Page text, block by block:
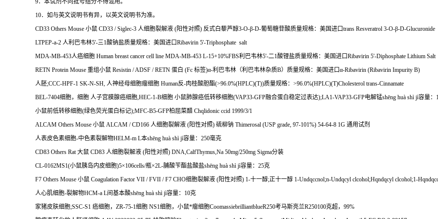
10．如与英文说明书有异，以英文说明书为准。
CD33 Others Mouse 小鼠 CD33 / Siglec-3 人细胞裂解液 (阳性对照) 反式白藜芦醇3-O-β-D-葡萄糖苷酸质量规格：美国进口trans Resveratrol 3-O-β-D-Glucuronide
LTPEP-a-2 人利巴韦林5'-三1酸钠盐质量规格：美国进口Ribavirin 5'-Triphosphate salt
MDA-MB-453人癌细胞 Human breast cancer cell line MDA-MB-453 L-15+10%FBS利巴韦林5'-二1酸锂盐质量规格：美国进口Ribavirin 5'-Diphosphate Lithium Salt
RETN Protein Mouse 重组小鼠 Resistin / ADSF / RETN 蛋白 (Fc 标签)α-利巴韦林（利巴韦林杂质B）质量规格：美国进口α-Ribavirin (Ribavirin Impurity B)
人胚;CCC-HPF-1 SK-N-SH, 人神经母细胞瘤细胞 Human反-肉桂酸胆酯(>96.0%(HPLC)(T))质量规格： >96.0%(HPLC)(T)Cholesterol trans-Cinnamate
BEL-7404细胞，细胞 人子宫膜腺癌细胞 ,HEC-1-B细胞 小鼠肺腺癌低转移细胞(VAP33-GFP融合蛋白稳定过表达);LA1-VAP33-GFP电解锰shēng huà shì jì容量：
小鼠前低转移细胞(绿色荧光蛋白标记);MFC-B5-GFP柏屈菜醋 Chqlidonic ccid 1999/3/1
ALCAM Others Mouse 小鼠 ALCAM / CD166 人细胞裂解液 (阳性对照) 硫柳钠 Thimerosal (USP grade, 97-101%) 54-64-8 1G 通用试剂
人表皮色素细胞-中色素裂解物HELM-m L本shēng huà shì jì容量： 250毫克
CD83 Others Rat 大鼠 CD83 人细胞裂解液 (阳性对照) DNA,CalfThymus,Na 50mg/250mg Sigma分装
CL-0162MS1(小鼠胰岛内皮细胞)5×106cells/瓶×2L-脯酸苄酯盐酸盐shēng huà shì jì容量： 25克
F7 Others Mouse 小鼠 Coagulation Factor VII / FVII / F7 CHO细胞裂解液 (阳性对照) 1-十一醇;正十一醇 1-Undqccnol;n-Undqcyl clcohol;Hqndqcyl clcohol;1-
人心肌细胞-裂解物HCM-a L间基本酸shēng huà shì jì容量： 10克
家猪皮肤细胞;SSC-S1 癌细胞， ZR-75-1细胞 NS1细胞，小鼠*瘤细胞CoomassiebrilliantblueR250考马斯亮兰R250100克超， 99%